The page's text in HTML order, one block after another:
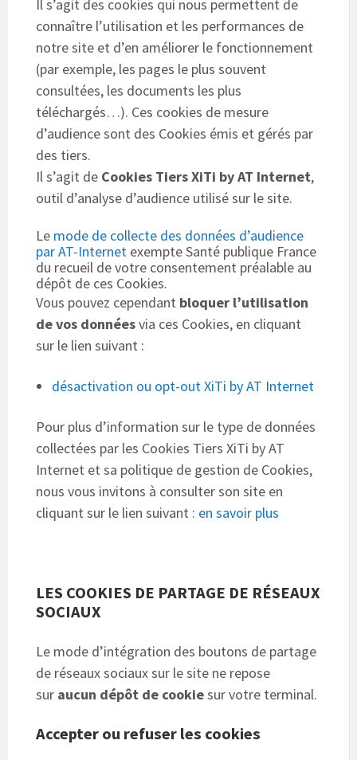
Il s’agit des cookies qui nous permettent de
connaître l’utilisation et les performances de
notre site et d’en améliorer le fonctionnement
(par exemple, les pages le plus souvent
consultées, les documents les plus
téléchargés…). Ces cookies de mesure
d’audience sont des Cookies émis et gérés par
des tiers.
Il s’agit de Cookies Tiers XiTi by AT Internet,
outil d’analyse d’audience utilisé sur le site.
Le mode de collecte des données d’audience
par AT-Internet exempte Santé publique France
du recueil de votre consentement préalable au
dépôt de ces Cookies.
Vous pouvez cependant bloquer l’utilisation
de vos donnéesvia ces Cookies, en cliquant
sur le lien suivant :
désactivation ou opt-out XiTi by AT Internet
Pour plus d’information sur le type de données
collectées par les Cookies Tiers XiTi by AT
Internet et sa politique de gestion de Cookies,
nous vous invitons à consulter son site en
cliquant sur le lien suivant : en savoir plus
LES COOKIES DE PARTAGE DE RÉSEAUX
SOCIAUX
Le mode d’intégration des boutons de partage
de réseaux sociaux sur le site ne repose
sur aucun dépôt de cookiesur votre terminal.
Accepter ou refuser les cookies